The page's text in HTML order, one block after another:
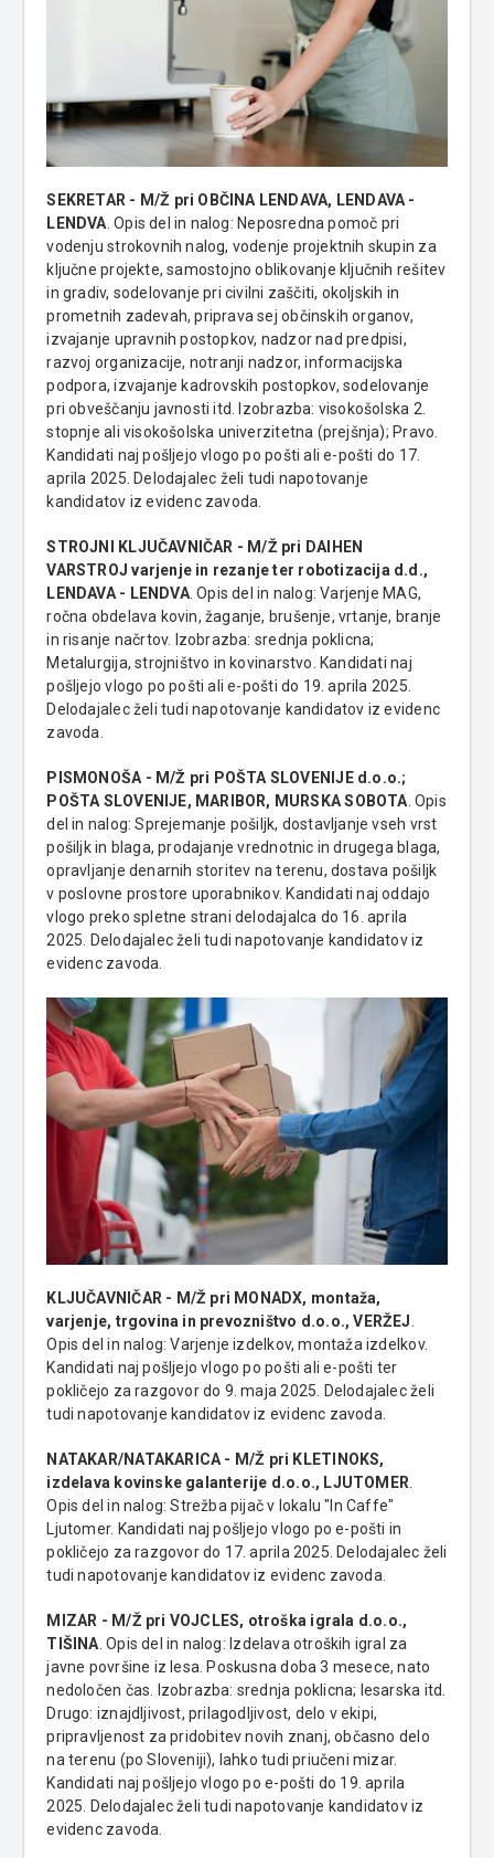
SEKRETAR - M/Ž pri OBČINA LENDAVA, LENDAVA -
LENDVA . Opis del in nalog: Neposredna pomoč pri
vodenju strokovnih nalog, vodenje projektnih skupin za
ključne projekte, samostojno oblikovanje ključnih rešitev
in gradiv, sodelovanje pri civilni zaščiti, okoljskih in
prometnih zadevah, priprava sej občinskih organov,
izvajanje upravnih postopkov, nadzor nad predpisi,
razvoj organizacije, notranji nadzor, informacijska
podpora, izvajanje kadrovskih postopkov, sodelovanje
pri obveščanju javnosti itd. Izobrazba: visokošolska 2.
stopnje ali visokošolska univerzitetna (prejšnja); Pravo.
Kandidati naj pošljejo vlogo po pošti ali e-pošti do 17.
aprila 2025. Delodajalec želi tudi napotovanje
kandidatov iz evidenc zavoda.
STROJNI KLJUČAVNIČAR - M/Ž pri DAIHEN
VARSTROJ varjenje in rezanje ter robotizacija d.d.,
LENDAVA - LENDVA. Opis del in nalog: Varjenje MAG,
ročna obdelava kovin, žaganje, brušenje, vrtanje, branje
in risanje načrtov. Izobrazba: srednja poklicna;
Metalurgija, strojništvo in kovinarstvo. Kandidati naj
pošljejo vlogo po pošti ali e-pošti do 19. aprila 2025.
Delodajalec želi tudi napotovanje kandidatov iz evidenc
zavoda.
PISMONOŠA - M/Ž pri POŠTA SLOVENIJE d.o.o.;
POŠTA SLOVENIJE, MARIBOR, MURSKA SOBOTA . Opis
del in nalog: Sprejemanje pošiljk, dostavljanje vseh vrst
pošiljk in blaga, prodajanje vrednotnic in drugega blaga,
opravljanje denarnih storitev na terenu, dostava pošiljk
v poslovne prostore uporabnikov. Kandidati naj oddajo
vlogo preko spletne strani delodajalca do 16. aprila
2025. Delodajalec želi tudi napotovanje kandidatov iz
evidenc zavoda.
KLJUČAVNIČAR - M/Ž pri MONADX, montaža,
varjenje, trgovina in prevozništvo d.o.o., VERŽEJ.
Opis del in nalog: Varjenje izdelkov, montaža izdelkov.
Kandidati naj pošljejo vlogo po pošti ali e-pošti ter
pokličejo za razgovor do 9. maja 2025. Delodajalec želi
tudi napotovanje kandidatov iz evidenc zavoda.
NATAKAR/NATAKARICA - M/Ž pri KLETINOKS,
izdelava kovinske galanterije d.o.o., LJUTOMER.
Opis del in nalog: Strežba pijač v lokalu "In Caffe"
Ljutomer. Kandidati naj pošljejo vlogo po e-pošti in
pokličejo za razgovor do 17. aprila 2025. Delodajalec želi
tudi napotovanje kandidatov iz evidenc zavoda.
MIZAR - M/Ž pri VOJCLES, otroška igrala d.o.o.,
TIŠINA. Opis del in nalog: Izdelava otroških igral za
javne površine iz lesa. Poskusna doba 3 mesece, nato
nedoločen čas. Izobrazba: srednja poklicna; lesarska itd.
Drugo: iznajdljivost, prilagodljivost, delo v ekipi,
pripravljenost za pridobitev novih znanj, občasno delo
na terenu (po Sloveniji), lahko tudi priučeni mizar.
Kandidati naj pošljejo vlogo po e-pošti do 19. aprila
2025. Delodajalec želi tudi napotovanje kandidatov iz
evidenc zavoda.